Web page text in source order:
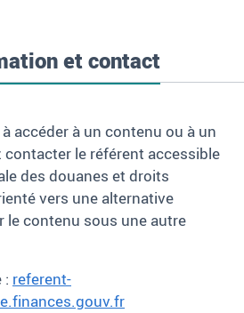
et contact
accéder à un contenu ou à un
contacter le référent accessible
des douanes et droits
vers une alternative
le contenu sous une autre
: referent-